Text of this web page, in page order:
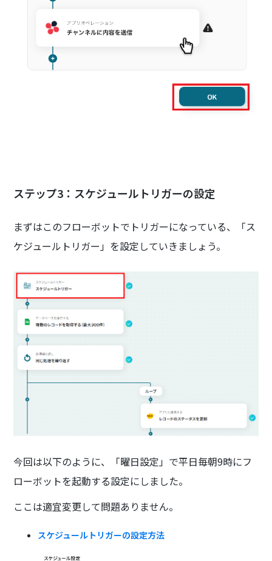
ステップ3：スケジュールトリガーの設定
まずはこのフローボットでトリガーになっている、「ス
ケジュールトリガー」を設定していきましょう。
今回は以下のように、「曜日設定」で平日毎朝9時にフ
ローボットを起動する設定にしました。
ここは適宜変更して問題ありません。
スケジュールトリガーの設定方法